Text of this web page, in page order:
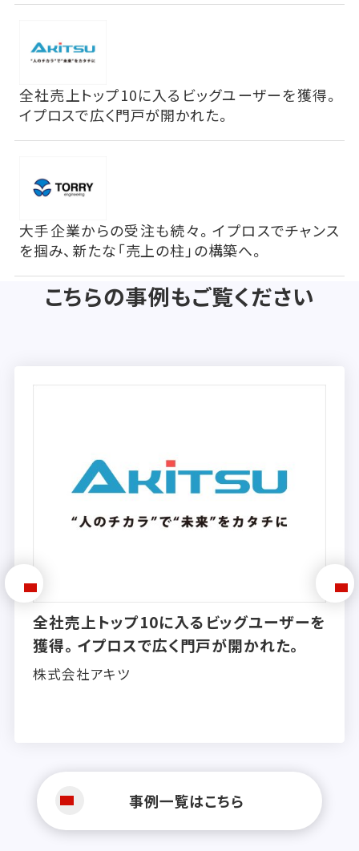
全社売上トップ10に入るビッグユーザーを獲得。
イプロスで広く門戸が開かれた。
大手企業からの受注も続々。イプロスでチャンス
を掴み、新たな「売上の柱」の構築へ。
こちらの事例もご覧ください
ーザーを
れた。
大手企業からの受注も続々。
ャンスを掴み、新たな「売上
事例一覧はこちら